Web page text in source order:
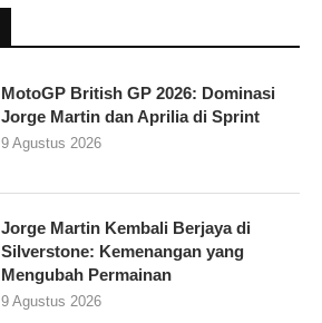
MotoGP British GP 2026: Dominasi
Jorge Martin dan Aprilia di Sprint
9 Agustus 2026
Jorge Martin Kembali Berjaya di
Silverstone: Kemenangan yang
Mengubah Permainan
9 Agustus 2026